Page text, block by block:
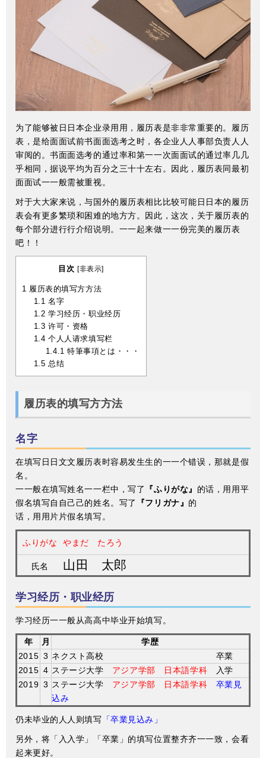
为了能够被⽇日本企业录⽤用，履历表是⾮非常重要的。履历
表，是给⾯面试前书⾯面选考之时，各企业⼈人事部负责⼈人
审阅的。书⾯面选考的通过率和第⼀一次⾯面试的通过率⼏几
乎相同，据说平均为百分之三⼗十左右。因此，履历表同最初
⾯面试⼀一般需被重视。
对于⼤大家来说，与国外的履历表相⽐比较可能⽇日本的履历
表会有更多繁琐和困难的地⽅方。因此，这次，关于履历表的
每个部分进⾏行介绍说明。⼀一起来做⼀一份完美的履历表
吧！！
目次 [非表示]
1 履历表的填写⽅方法
1.1 名字
1.2 学习经历・职业经历
1.3 许可・资格
1.4 个⼈人请求填写栏
1.4.1 特筆事項とは・・・
1.5 总结
履历表的填写⽅方法
名字
在填写⽇日⽂文履历表时容易发⽣生的⼀一个错误，那就是假
名。
⼀一般在填写姓名⼀一栏中，写了
『ふりがな』 的话，⽤用平
假名填写⾃自⼰己的姓名。写了
『フリガナ』 的
话，⽤用⽚片假名填写。
ふりがな やまだ たろう
氏名 山田 太郎
学习经历・职业经历
学习经历⼀一般从⾼高中毕业开始填写。
年 月
学歴
2015 3 ネクスト高校 卒業
2015 4 ステージ大学 アジア学部 日本語学科 入学
2019 3 ステージ大学 アジア学部 日本語学科
卒業見
込み
仍未毕业的⼈人则填写 「卒業見込み」
另外，将「⼊入学」「卒業」的填写位置整⻬齐⼀一致，会看
起来更好。